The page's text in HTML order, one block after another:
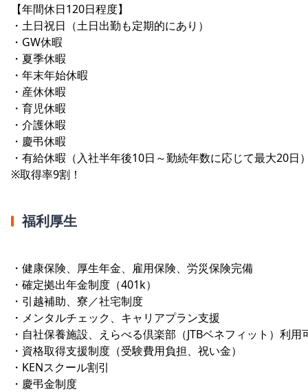
【年間休日120日程度】
・土日祝日（土日出勤も定期的にあり）
・GW休暇
・夏季休暇
・年末年始休暇
・産休休暇
・育児休暇
・介護休暇
・慶弔休暇
・有給休暇（入社半年後10日～勤続年数に応じて最大20日
※取得率9割！
福利厚生
・健康保険、厚生年金、雇用保険、労災保険完備
・確定拠出年金制度（401k）
・引越補助、寮／社宅制度
・メンタルチェック、キャリアプラン支援
・自社保養施設、えらべる倶楽部（JTBベネフィット）利用
・資格取得支援制度（受験費用負担、祝い金）
・KENスクール割引
・慶弔金制度